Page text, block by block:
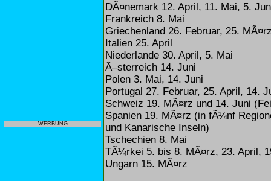
WERBUNG
DÃ¤nemark 12. April, 11. Mai, 5.
Frankreich 8. Mai
Griechenland 26. Februar, 25.
Italien 25. April
Niederlande 30. April, 5. Mai
Ã–sterreich 14. Juni
Polen 3. Mai, 14. Juni
Portugal 27. Februar, 25. April, 14.
Schweiz 19. MÃ¤rz und 14. Juni
Spanien 19. MÃ¤rz (in fÃ¼nf
und Kanarische Inseln)
Tschechien 8. Mai
TÃ¼rkei 5. bis 8. MÃ¤rz, 23. April,
Ungarn 15. MÃ¤rz